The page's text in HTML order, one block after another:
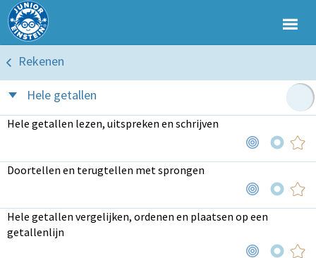
Rekenen
Hele getallen
Hele getallen lezen, uitspreken en schrijven
Doortellen en terugtellen met sprongen
Hele getallen vergelijken, ordenen en plaatsen op een
getallenlijn